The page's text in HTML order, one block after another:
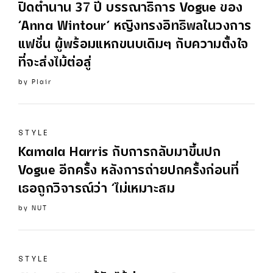
ปิดตำนาน 37 ปี บรรณาธิการ Vogue ของ
‘Anna Wintour’ หญิงทรงอิทธิพลในวงการ
แฟชั่น ผู้พร้อมแหกขนบเดิมๆ กับความตั้งใจ
ที่จะส่งไม้ต่อสู่
by Plair
STYLE
Kamala Harris กับการกลับมาขึ้นปก
Vogue อีกครั้ง หลังการถ่ายปกครั้งก่อนที่
เธอถูกวิจารณ์ว่า ‘ไม่เหมาะสม
by NUT
STYLE